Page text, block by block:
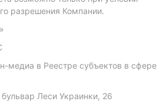
разрешения Компании.
медиа в Реестре субъектов в сфере
Леси Украинки, 26